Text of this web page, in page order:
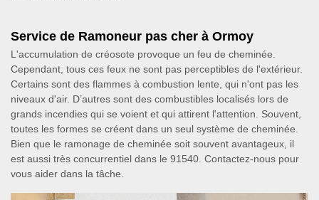
Service de Ramoneur pas cher à Ormoy
L'accumulation de créosote provoque un feu de cheminée.
Cependant, tous ces feux ne sont pas perceptibles de l'extérieur.
Certains sont des flammes à combustion lente, qui n'ont pas les
niveaux d'air. D’autres sont des combustibles localisés lors de
grands incendies qui se voient et qui attirent l'attention. Souvent,
toutes les formes se créent dans un seul système de cheminée.
Bien que le ramonage de cheminée soit souvent avantageux, il
est aussi très concurrentiel dans le 91540. Contactez-nous pour
vous aider dans la tâche.